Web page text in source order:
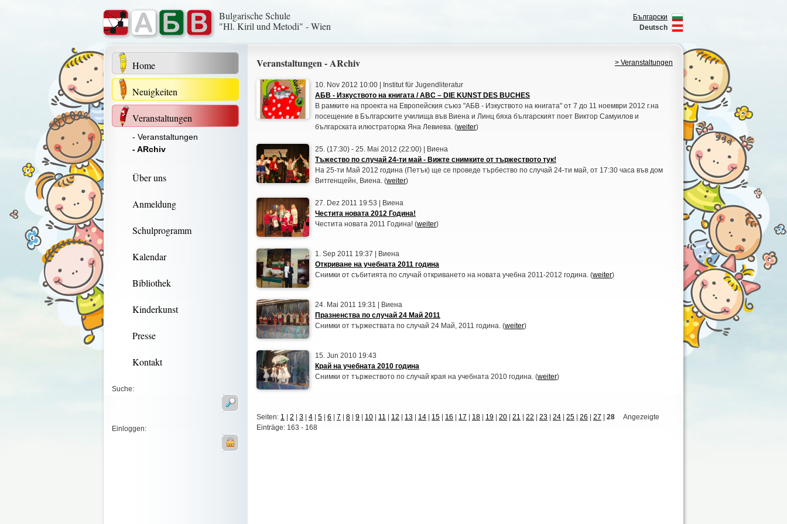
Bulgarische Schule
"Hl. Kiril und Metodi" - Wien
Български
Deutsch
Home
Neuigkeiten
Veranstaltungen
- Veranstaltungen
- ARchiv
Über uns
Anmeldung
Schulprogramm
Kalendar
Bibliothek
Kinderkunst
Presse
Kontakt
Suche:
Einloggen:
> Veranstaltungen
Veranstaltungen - ARchiv
10. Nov 2012 10:00 | Institut für Jugendliteratur
АБВ - Изкуството на книгата / ABC – DIE KUNST DES BUCHES
В рамките на проекта на Европейския съюз "АБВ - Изкуството на книгата" от 7 до 11 ноември 2012 г.на
посещение в Българските училища във Виена и Линц бяха българският поет Виктор Самуилов и
българската илюстраторка Яна Левиева. (weiter)
25. (17:30) - 25. Mai 2012 (22:00) | Виена
Тъжество по случай 24-ти май - Вижте снимките от тържеството тук!
На 25-ти Май 2012 година (Петък) ще се проведе търбество по случай 24-ти май, от 17:30 часа във дом
Витгенщейн, Виена. (weiter)
27. Dez 2011 19:53 | Виена
Честита новата 2012 Година!
Честита новата 2011 Година! (weiter)
1. Sep 2011 19:37 | Виена
Откриване на учебната 2011 година
Снимки от събитията по случай откриването на новата учебна 2011-2012 година. (weiter)
24. Mai 2011 19:31 | Виена
Празненства по случай 24 Май 2011
Снимки от тържествата по случай 24 Май, 2011 година. (weiter)
15. Jun 2010 19:43
Край на учебната 2010 година
Снимки от тържеството по случай края на учебната 2010 година. (weiter)
Seiten: 1 2 3 4 5 6 7 8 9 10 11 12 13 14 15 16 17 18 19 20 21 22 23 24 25 26 27 28 Angezeigte
Einträge: 163 - 168